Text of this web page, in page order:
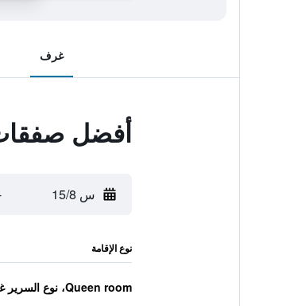
غرف
أفضل صفقات
س 15/8
نوع الإقامة
Queen room، نوع السرير غير معروف